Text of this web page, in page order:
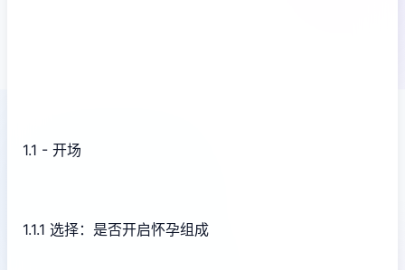
1.1 - 开场
1.1.1 选择：是否开启怀孕组成